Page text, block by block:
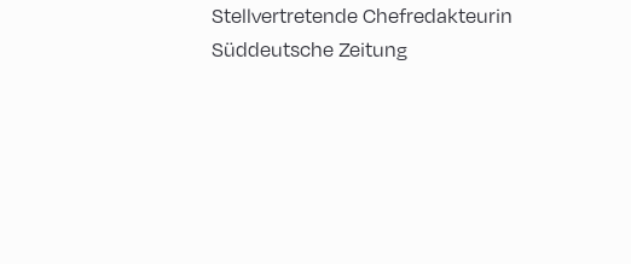
Stellvertretende Chefredakteurin
Süddeutsche Zeitung